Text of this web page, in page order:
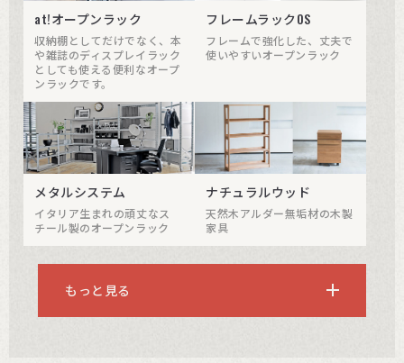
at!オープンラック
収納棚としてだけでなく、本
や雑誌のディスプレイラック
としても使える便利なオープ
ンラックです。
フレームラックOS
フレームで強化した、丈夫で
使いやすいオープンラック
メタルシステム
イタリア生まれの頑丈なス
チール製のオープンラック
ナチュラルウッド
天然木アルダー無垢材の木製
家具
もっと見る